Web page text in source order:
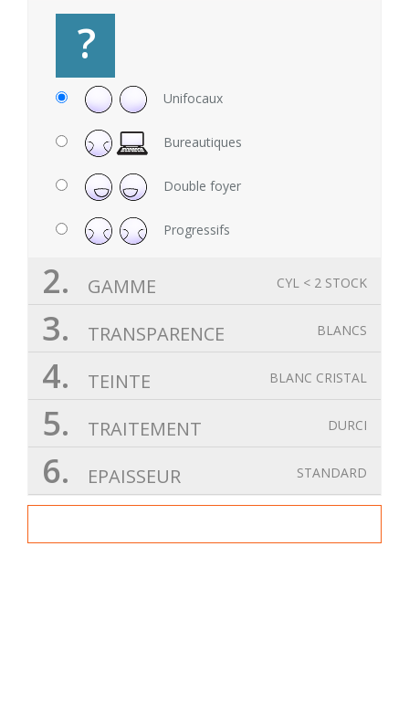
?
Unifocaux
Bureautiques
Double foyer
Progressifs
CYL < 2 STOCK
2. GAMME
BLANCS
3. TRANSPARENCE
BLANC CRISTAL
4. TEINTE
DURCI
5. TRAITEMENT
STANDARD
6. EPAISSEUR